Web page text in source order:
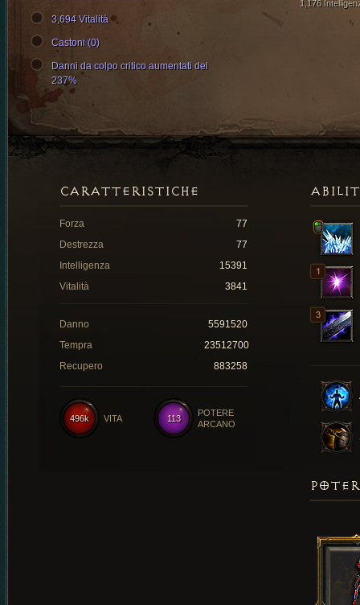
1,176
3,694 Vitalità
Castoni (0)
Danni da colpo critico aumentati del
237%
CARATTERISTICHE
Forza
77
Destrezza
77
Intelligenza
15391
Vitalità
3841
Danno
5591520
Tempra
23512700
Recupero
883258
113
POTERE
ARCANO
496k VITA